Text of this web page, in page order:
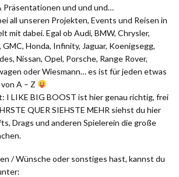
Präsentationen und und und…
all unseren Projekten, Events und Reisen in
mit dabei. Egal ob Audi, BMW, Chrysler,
GMC, Honda, Infinity, Jaguar, Koenigsegg,
Nissan, Opel, Porsche, Range Rover,
oder Wiesmann… es ist für jeden etwas
A – Z
I LIKE BIG BOOST ist hier genau richtig, frei
QUER SIEHSTE MEHR siehst du hier
Drags und anderen Spielerein die große
/ Wünsche oder sonstiges hast, kannst du